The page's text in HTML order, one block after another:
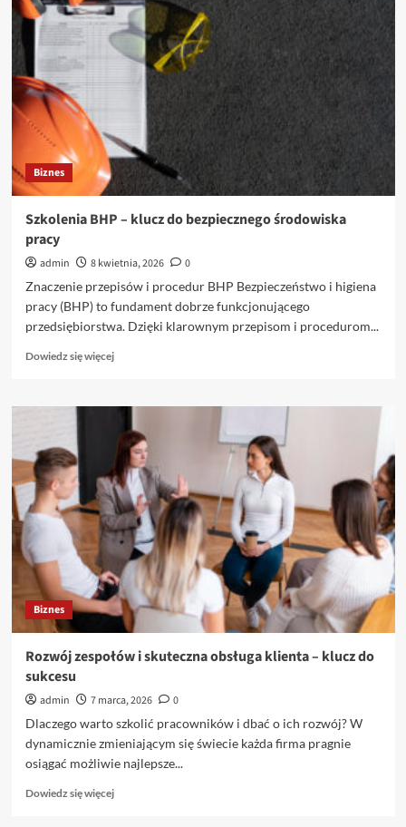
całoroczne
–
idealne
połączenie
nowoczesności
Biznes
Szkolenia BHP – klucz do bezpiecznego środowiska
pracy
admin 8 kwietnia, 2026
0
Znaczenie przepisów i procedur BHP Bezpieczeństwo i higiena
pracy (BHP) to fundament dobrze funkcjonującego
przedsiębiorstwa. Dzięki klarownym przepisom i procedurom...
Dowiedz się więcejDowiedz
o
BHP
–
klucz
do
bezpiecznego
środowiska
pracy
Biznes
Rozwój zespołów i skuteczna obsługa klienta – klucz do
sukcesu
admin 7 marca, 2026
0
Dlaczego warto szkolić pracowników i dbać o ich rozwój? W
dynamicznie zmieniającym się świecie każda firma pragnie
osiągać możliwie najlepsze...
Dowiedz się więcejDowiedz